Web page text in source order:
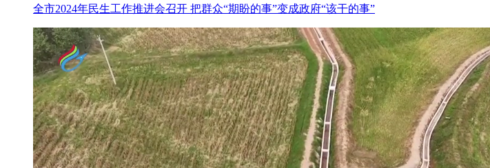
全市2024年民生工作推进会召开 把群众“期盼的事”变成政府“该干的事”